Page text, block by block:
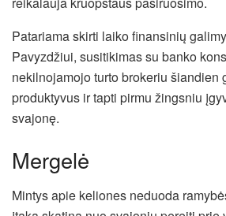
Patariama skirti laiko finansinių
Pavyzdžiui, susitikimas su banko
nekilnojamojo turto brokeriu šiandien
produktyvus ir tapti pirmu žingsniu
svajonę.
Mergelė
Mintys apie keliones neduoda